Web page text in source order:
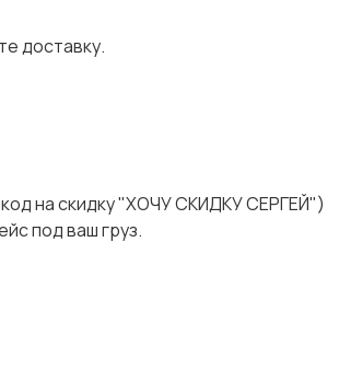
доставку.
на скидку "ХОЧУ СКИДКУ СЕРГЕЙ")
под ваш груз.